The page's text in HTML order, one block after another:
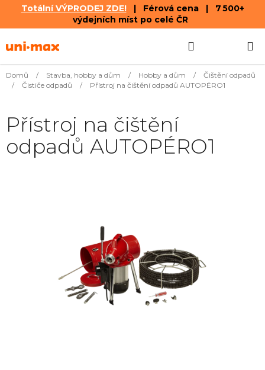
Totální VÝPRODEJ ZDE!| Férová cena | 7 500+
výdejních míst po celé ČR
na
KOŠÍK
Domů / Stavba, hobby a dům / Hobby a dům /
Čištění odpadů
/
Čističe odpadů / Přístroj na čištění odpadů AUTOPÉRO1
Přístroj na čištění
odpadů AUTOPÉRO1